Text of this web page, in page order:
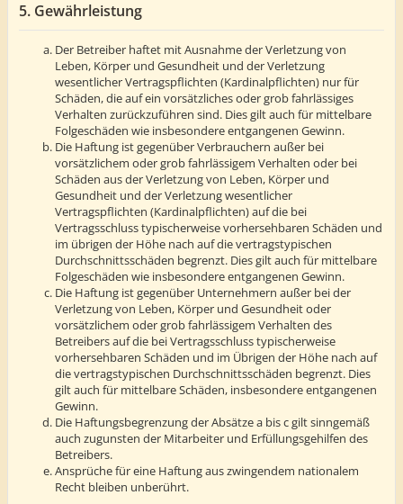
5. Gewährleistung
Der Betreiber haftet mit Ausnahme der Verletzung von
Leben, Körper und Gesundheit und der Verletzung
wesentlicher Vertragspflichten (Kardinalpflichten) nur für
Schäden, die auf ein vorsätzliches oder grob fahrlässiges
Verhalten zurückzuführen sind. Dies gilt auch für mittelbare
Folgeschäden wie insbesondere entgangenen Gewinn.
Die Haftung ist gegenüber Verbrauchern außer bei
vorsätzlichem oder grob fahrlässigem Verhalten oder bei
Schäden aus der Verletzung von Leben, Körper und
Gesundheit und der Verletzung wesentlicher
Vertragspflichten (Kardinalpflichten) auf die bei
Vertragsschluss typischerweise vorhersehbaren Schäden und
im übrigen der Höhe nach auf die vertragstypischen
Durchschnittsschäden begrenzt. Dies gilt auch für mittelbare
Folgeschäden wie insbesondere entgangenen Gewinn.
Die Haftung ist gegenüber Unternehmern außer bei der
Verletzung von Leben, Körper und Gesundheit oder
vorsätzlichem oder grob fahrlässigem Verhalten des
Betreibers auf die bei Vertragsschluss typischerweise
vorhersehbaren Schäden und im Übrigen der Höhe nach auf
die vertragstypischen Durchschnittsschäden begrenzt. Dies
gilt auch für mittelbare Schäden, insbesondere entgangenen
Gewinn.
Die Haftungsbegrenzung der Absätze a bis c gilt sinngemäß
auch zugunsten der Mitarbeiter und Erfüllungsgehilfen des
Betreibers.
Ansprüche für eine Haftung aus zwingendem nationalem
Recht bleiben unberührt.